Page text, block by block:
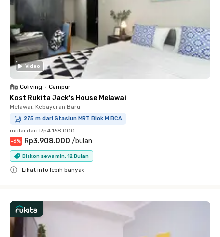
Video
Coliving • Campur
Kost Rukita Jack's House Melawai
Melawai, Kebayoran Baru
275 m dari Stasiun MRT Blok M BCA
mulai dari Rp4.168.000
-6% Rp3.908.000 /bulan
Diskon sewa min. 12 Bulan
Lihat info lebih banyak